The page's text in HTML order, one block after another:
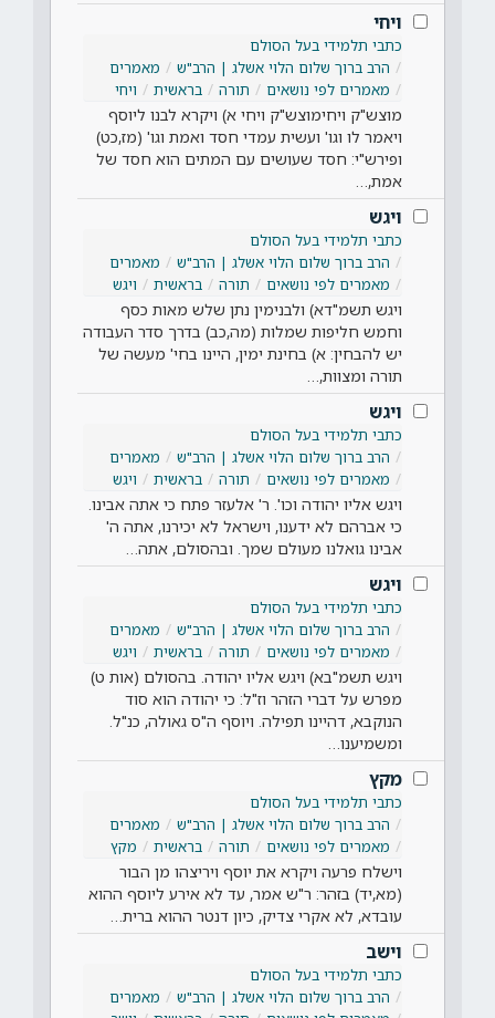
ויחי
כתבי תלמידי בעל הסולם
הרב ברוך שלום הלוי אשלג | הרב"ש
מאמרים
מאמרים לפי נושאים
תורה בראשית ויחי
מוצש"ק ויחימוצש"ק ויחי א) ויקרא לבנו ליוסף
ויאמר לו וגו' ועשית עמדי חסד ואמת וגו' (מז,כט)
ופירש"י: חסד שעושים עם המתים הוא חסד של
אמת,…
ויגש
כתבי תלמידי בעל הסולם
הרב ברוך שלום הלוי אשלג | הרב"ש
מאמרים
מאמרים לפי נושאים
תורה בראשית ויגש
ויגש תשמ"דא) ולבנימין נתן שלש מאות כסף
וחמש חליפות שמלות (מה,כב) בדרך סדר העבודה
יש להבחין: א) בחינת ימין, היינו בחי' מעשה של
תורה ומצוות,…
ויגש
כתבי תלמידי בעל הסולם
הרב ברוך שלום הלוי אשלג | הרב"ש
מאמרים
מאמרים לפי נושאים
תורה בראשית ויגש
ויגש אליו יהודה וכו'. ר' אלעזר פתח כי אתה אבינו.
כי אברהם לא ידענו, וישראל לא יכירנו, אתה ה'
אבינו גואלנו מעולם שמך. ובהסולם, אתה…
ויגש
כתבי תלמידי בעל הסולם
הרב ברוך שלום הלוי אשלג | הרב"ש
מאמרים
מאמרים לפי נושאים
תורה בראשית ויגש
ויגש תשמ"בא) ויגש אליו יהודה. בהסולם (אות ט)
מפרש על דברי הזהר וז"ל: כי יהודה הוא סוד
הנוקבא, דהיינו תפילה. ויוסף ה"ס גאולה, כנ"ל.
ומשמיענו…
מקץ
כתבי תלמידי בעל הסולם
הרב ברוך שלום הלוי אשלג | הרב"ש
מאמרים
מאמרים לפי נושאים
תורה בראשית מקץ
וישלח פרעה ויקרא את יוסף ויריצהו מן הבור
(מא,יד) בזהר: ר"ש אמר, עד לא אירע ליוסף ההוא
עובדא, לא אקרי צדיק, כיון דנטר ההוא ברית…
וישב
כתבי תלמידי בעל הסולם
הרב ברוך שלום הלוי אשלג | הרב"ש
מאמרים